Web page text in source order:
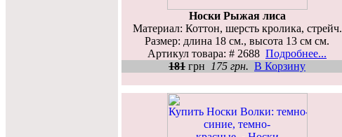
Носки Рыжая лиса
Материал: Коттон, шерсть кролика, стрейч.
Размер: длина 18 см., высота 13 см см.
Артикул товара: # 2688 Подробнее...
181 грн 175 грн. В Корзину